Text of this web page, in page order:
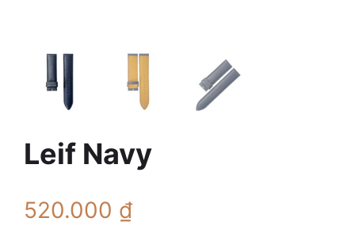
Leif Navy
520.000 ₫